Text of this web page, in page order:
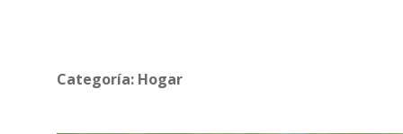
Categoría: Hogar